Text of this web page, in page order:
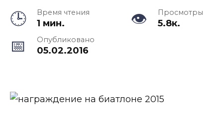
Время чтения
1 мин.
Просмотры
5.8к.
Опубликовано
05.02.2016